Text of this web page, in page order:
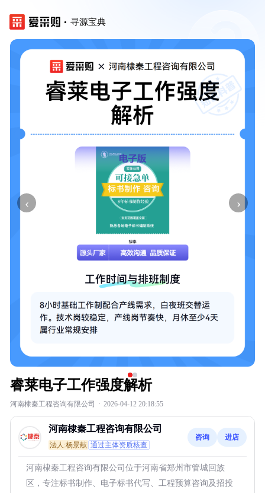
寻源宝典
‹ ›
睿莱电子工作强度解析
河南棣秦工程咨询有限公司 · 2026-04-12 20:18:55
河南棣秦工程咨询有限公司
法人:杨景献 通过主体资质核查
咨询 进店
河南棣秦工程咨询有限公司位于河南省郑州市管城回族
区，专注标书制作、电子标书代写、工程预算咨询及招投